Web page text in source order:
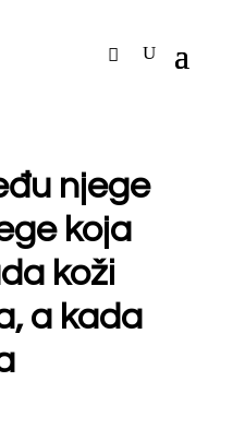
njege
koja
koži
a kada